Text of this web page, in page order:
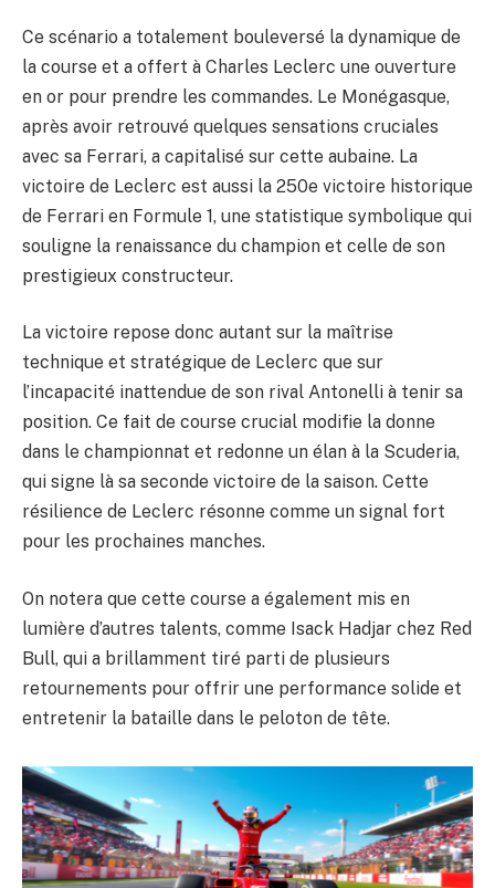
Ce scénario a totalement bouleversé la dynamique de
la course et a offert à Charles Leclerc une ouverture
en or pour prendre les commandes. Le Monégasque,
après avoir retrouvé quelques sensations cruciales
avec sa Ferrari, a capitalisé sur cette aubaine. La
victoire de Leclerc est aussi la 250e victoire historique
de Ferrari en Formule 1, une statistique symbolique qui
souligne la renaissance du champion et celle de son
prestigieux constructeur.
La victoire repose donc autant sur la maîtrise
technique et stratégique de Leclerc que sur
l’incapacité inattendue de son rival Antonelli à tenir sa
position. Ce fait de course crucial modifie la donne
dans le championnat et redonne un élan à la Scuderia,
qui signe là sa seconde victoire de la saison. Cette
résilience de Leclerc résonne comme un signal fort
pour les prochaines manches.
On notera que cette course a également mis en
lumière d’autres talents, comme Isack Hadjar chez Red
Bull, qui a brillamment tiré parti de plusieurs
retournements pour offrir une performance solide et
entretenir la bataille dans le peloton de tête.